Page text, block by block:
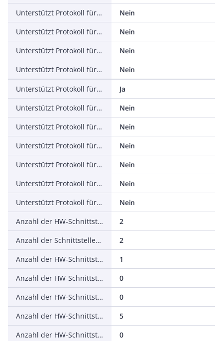
Unterstützt Protokoll für PROFINET IO
Nein
Unterstützt Protokoll für PROFINET CBA
Nein
Unterstützt Protokoll für SERCOS
Nein
Unterstützt Protokoll für Foundation Fieldbus
Nein
Unterstützt Protokoll für EtherNet/IP
Ja
Unterstützt Protokoll für AS-Interface Safety at Work
Nein
Unterstützt Protokoll für DeviceNet Safety
Nein
Unterstützt Protokoll für INTERBUS-Safety
Nein
Unterstützt Protokoll für PROFIsafe
Nein
Unterstützt Protokoll für SafetyBUS p
Nein
Unterstützt Protokoll für sonstige Bussysteme
Nein
Anzahl der HW-Schnittstellen Industrial Ethernet
2
Anzahl der Schnittstellen PROFINET
2
Anzahl der HW-Schnittstellen seriell RS-232
1
Anzahl der HW-Schnittstellen seriell RS-422
0
Anzahl der HW-Schnittstellen seriell RS-485
0
Anzahl der HW-Schnittstellen seriell TTY
5
Anzahl der HW-Schnittstellen USB
0